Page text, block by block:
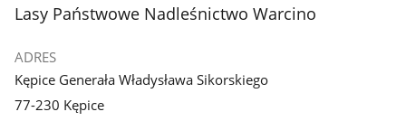
stopka
Lasy Państwowe Nadleśnictwo Warcino
ADRES
Kępice Generała Władysława Sikorskiego
77-230 Kępice